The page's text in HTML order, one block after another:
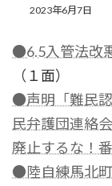
2023年6月7日
●6.5入管法改
（１面）
●声明「難民
民弁護団連絡
廃止するな！
●陸自練馬北